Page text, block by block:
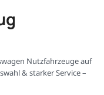
Nutzfahrzeuge auf
& starker Service –